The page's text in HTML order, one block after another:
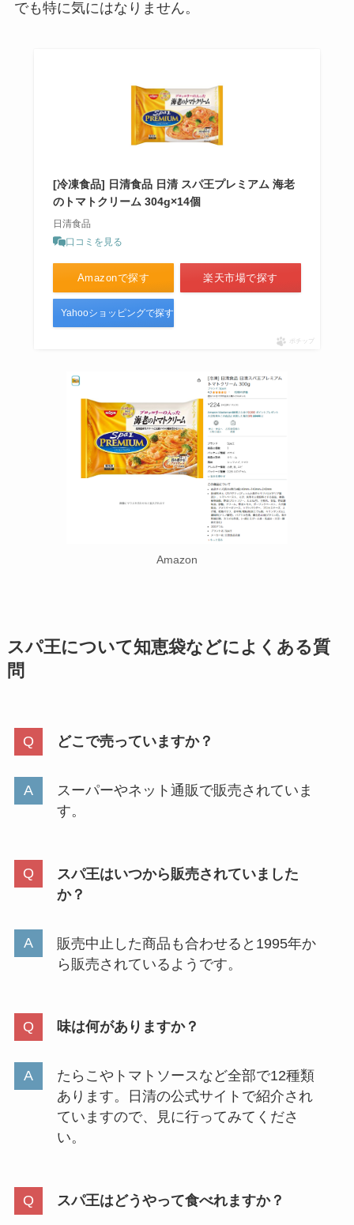
でも特に気にはなりません。
[冷凍食品] 日清食品 日清 スパ王プレミアム 海老
のトマトクリーム 304g×14個
日清食品
口コミを見る
Amazonで探す 楽天市場で探す
Yahooショッピングで探す
ポチップ
Amazon
スパ王について知恵袋などによくある質
問
どこで売っていますか？
スーパーやネット通販で販売されていま
す。
スパ王はいつから販売されていました
か？
販売中止した商品も合わせると1995年か
ら販売されているようです。
味は何がありますか？
たらこやトマトソースなど全部で12種類
あります。日清の公式サイトで紹介され
ていますので、見に行ってみてくださ
い。
スパ王はどうやって食べれますか？